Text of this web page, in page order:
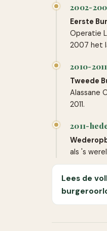
2002-
Eerste
Operatie
2007 het
2010-2011
Tweede
Alassane
2011.
2011-
als 's
Lees de